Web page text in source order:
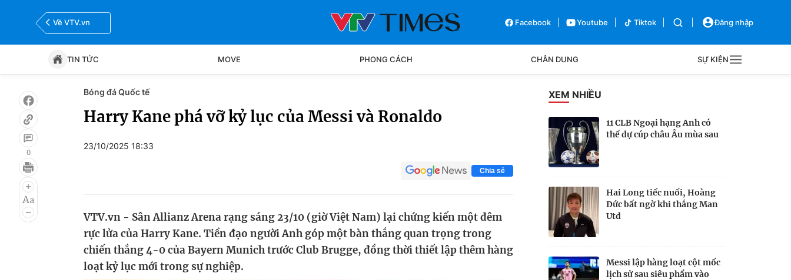
Về VTV.vn Facebook Youtube Tiktok Đăng nhập
TIN TỨC MOVE PHONG CÁCH CHÂN DUNG SỰ KIỆN
Tin tức
Bóng đá Bên lề
0
Bóng đá Quốc tế
Harry Kane phá vỡ kỷ lục của Messi và Ronaldo
23/10/2025 18:33
Chia sẻ
VTV.vn - Sân Allianz Arena rạng sáng 23/10 (giờ Việt Nam) lại chứng kiến một đêm
rực lửa của Harry Kane. Tiền đạo người Anh góp một bàn thắng quan trọng trong
chiến thắng 4-0 của Bayern Munich trước Club Brugge, đồng thời thiết lập thêm hàng
loạt kỷ lục mới trong sự nghiệp.
XEM NHIỀU
11 CLB Ngoại hạng Anh có
thể dự cúp châu Âu mùa sau
Hai Long tiếc nuối, Hoàng
Đức bất ngờ khi thắng Man
Utd
Messi lập hàng loạt cột mốc
lịch sử sau siêu phẩm vào